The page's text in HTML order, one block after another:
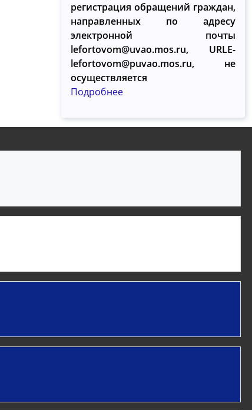
регистрация обращений граждан,
направленных по адресу
электронной почты
lefortovom@uvao.mos.ru, URLE-
lefortovom@puvao.mos.ru, не
осуществляется
Подробнее